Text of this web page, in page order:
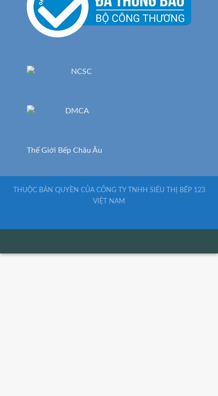
Thế Giới Bếp Châu Âu
THUỘC BẢN QUYỀN CỦA CÔNG TY TNHH SIÊU THỊ BẾP 123
VIỆT NAM